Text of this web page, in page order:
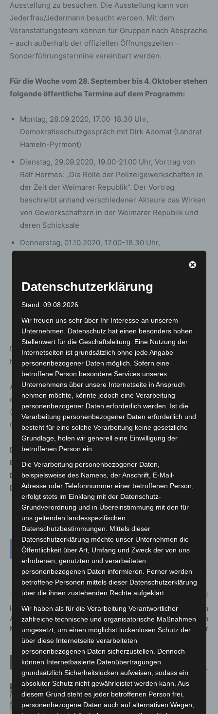
Ausstellung zu besuchen. Die Ausstellung kann von
Jederfrau/Jedermann besucht werden. Mit dem
Veranstaltungsteam können für Gruppen nach Absprache
– auch außerhalb der offiziellen Öffnungszeiten –
Sonderführungstermine vereinbart werden.
Für die Woche vom 28. September bis 4. Oktober stehen
folgende öffentliche Termine auf dem Programm:
Montag, 28.09.2020, 17.00-18.30 Uhr,
Demokratieschutzgespräch mit Dirk Adomat (Landrat
Hameln-Pyrmont)
Dienstag, 29.09.2020, 19.00-21.00 Uhr, Vortrag von
Ralf Hermes: „Die Rolle der Polizeigewerkschaften in
der Zeit der Weimarer Republik“. Der Vortrag
beschreibt anhand verschiedener Akteure das Wirken
von Gewerkschaftern in der Weimarer Republik und
deren Schicksale
Donnerstag, 01.10.2020, 17.00-18.30 Uhr,
Matthias Kinzel (Leiter der Polizeiinspektion Hameln-
Pyrmont/Holzminden)
Bernhard Gelderblom
Die Polizeiinspektion Hameln-Pyrmont/Holzminden lädt
herzlich zur Teilnahme ein.
Aufgrund der Corona-Einschränkungen ist die Platzzahl
eingeschränkt. Es wird um eine telefonische Anmeldung
(Tel.: 05151/933-259; Frau Kalmbach bzw.
0151/16728624) gebeten.
Die allgemeinen Öffnungszeiten des Kunstkreises für
Einzelbesucher ohne vorherige Anmeldung sind:
Dienstag, Mittwoch, Freitag, Samstag 10-13 Uhr, sowie
Donnerstag 16-19 Uhr und Sonntag 11-14 Uhr.
Vorheriger Artikel
Hannover-Mitte: Körperliche
Auseinandersetzung am
Marstall mit schweren Folgen
Kranzniederlegung zum
Gedenken an die gefallenen
Flakhelfer
Verwandte Artikel Mehr vom Autor
Kunst trifft Weingenuss: Barbara-
Susann Mehring zeigt ihre Werke im
Jacques’ Wein-Depot Isernhagen
Datenschutzerklärung
Stand: 09.08.2026
Wir freuen uns sehr über Ihr Interesse an unserem
Unternehmen. Datenschutz hat einen besonders hohen
Stellenwert für die Geschäftsleitung. Eine Nutzung der
Internetseiten ist grundsätzlich ohne jede Angabe
personenbezogener Daten möglich. Sofern eine
betroffene Person besondere Services unseres
Unternehmens über unsere Internetseite in Anspruch
nehmen möchte, könnte jedoch eine Verarbeitung
personenbezogener Daten erforderlich werden. Ist die
Verarbeitung personenbezogener Daten erforderlich und
besteht für eine solche Verarbeitung keine gesetzliche
Grundlage, holen wir generell eine Einwilligung der
betroffenen Person ein.
Die Verarbeitung personenbezogener Daten,
beispielsweise des Namens, der Anschrift, E-Mail-
Adresse oder Telefonnummer einer betroffenen Person,
erfolgt stets im Einklang mit der Datenschutz-
Grundverordnung und in Übereinstimmung mit den für
uns geltenden landesspezifischen
Datenschutzbestimmungen. Mittels dieser
Datenschutzerklärung möchte unser Unternehmen die
Öffentlichkeit über Art, Umfang und Zweck der von uns
erhobenen, genutzten und verarbeiteten
personenbezogenen Daten informieren. Ferner werden
betroffene Personen mittels dieser Datenschutzerklärung
über die ihnen zustehenden Rechte aufgeklärt.
Wir haben als für die Verarbeitung Verantwortlicher
zahlreiche technische und organisatorische Maßnahmen
umgesetzt, um einen möglichst lückenlosen Schutz der
über diese Internetseite verarbeiteten
personenbezogenen Daten sicherzustellen. Dennoch
können Internetbasierte Datenübertragungen
grundsätzlich Sicherheitslücken aufweisen, sodass ein
absoluter Schutz nicht gewährleistet werden kann. Aus
diesem Grund steht es jeder betroffenen Person frei,
personenbezogene Daten auch auf alternativen Wegen,